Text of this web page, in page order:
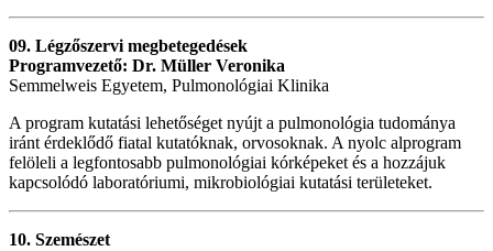
09. Légzőszervi megbetegedések
Programvezető: Dr. Müller Veronika
Semmelweis Egyetem, Pulmonológiai Klinika
A program kutatási lehetőséget nyújt a pulmonológia tudománya
iránt érdeklődő fiatal kutatóknak, orvosoknak. A nyolc alprogram
felöleli a legfontosabb pulmonológiai kórképeket és a hozzájuk
kapcsolódó laboratóriumi, mikrobiológiai kutatási területeket.
10. Szemészet